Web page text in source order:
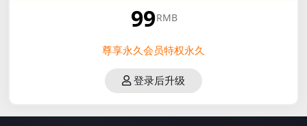
99RMB
尊享永久会员特权永久
登录后升级